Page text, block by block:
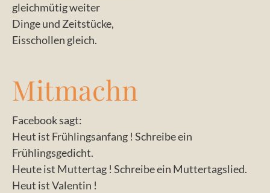
gleichmütig weiter
Dinge und Zeitstücke,
Eisschollen gleich.
Mitmachn
Facebook sagt:
Heut ist Frühlingsanfang ! Schreibe ein
Frühlingsgedicht.
Heute ist Muttertag ! Schreibe ein Muttertagslied.
Heut ist Valentin !